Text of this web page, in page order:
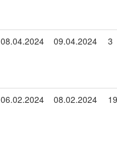
08.04.2024 09.04.2024 3
06.02.2024 08.02.2024 19